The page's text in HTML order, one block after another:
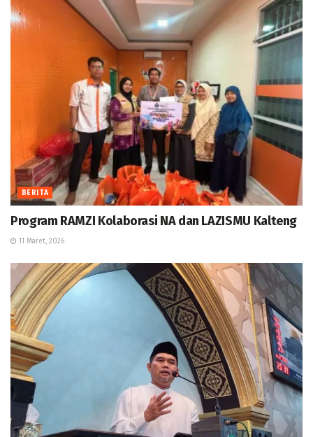
BERITA
Program RAMZI Kolaborasi NA dan LAZISMU Kalteng
11 Maret, 2026